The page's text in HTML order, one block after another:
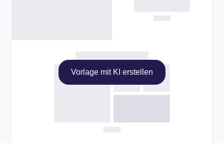
Vorlage mit KI erstellen